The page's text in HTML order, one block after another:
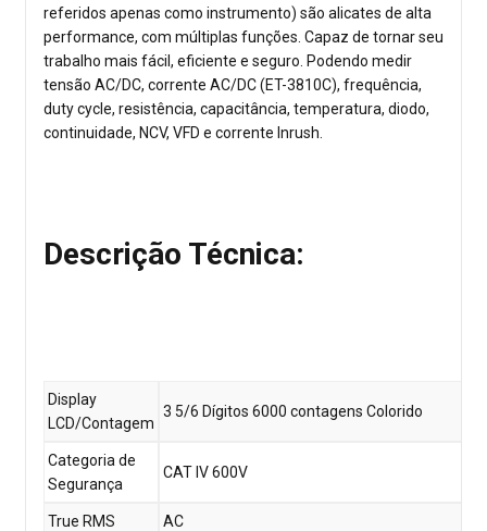
referidos apenas como instrumento) são alicates de alta
performance, com múltiplas funções. Capaz de tornar seu
trabalho mais fácil, eficiente e seguro. Podendo medir
tensão AC/DC, corrente AC/DC (ET-3810C), frequência,
duty cycle, resistência, capacitância, temperatura, diodo,
continuidade, NCV, VFD e corrente Inrush.
Descrição Técnica:
Display
LCD/Contagem
3 5/6 Dígitos 6000 contagens Colorido
Categoria de
Segurança
CAT IV 600V
True RMS AC